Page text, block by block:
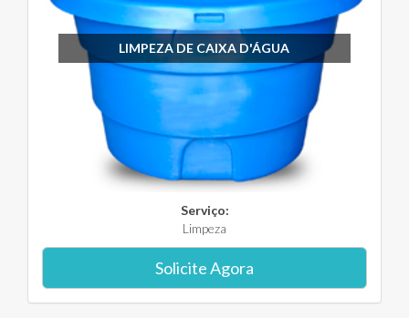
LIMPEZA DE CAIXA D'ÁGUA
Serviço:
Limpeza
Solicite Agora